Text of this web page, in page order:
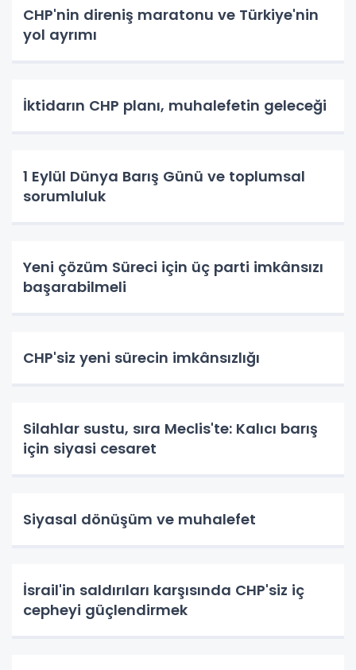
CHP'nin direniş maratonu ve Türkiye'nin
yol ayrımı
İktidarın CHP planı, muhalefetin geleceği
1 Eylül Dünya Barış Günü ve toplumsal
sorumluluk
Yeni çözüm Süreci için üç parti imkânsızı
başarabilmeli
CHP'siz yeni sürecin imkânsızlığı
Silahlar sustu, sıra Meclis'te: Kalıcı barış
için siyasi cesaret
Siyasal dönüşüm ve muhalefet
İsrail'in saldırıları karşısında CHP'siz iç
cepheyi güçlendirmek